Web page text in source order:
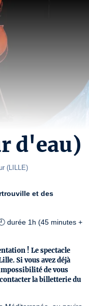
d'eau)
(LILLE)
et des
durée 1h (45 minutes +
! Le spectacle
Si vous avez déjà
de vous
la billetterie du